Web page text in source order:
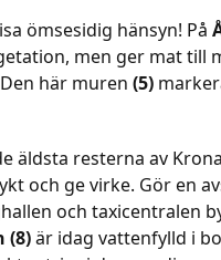
ömsesidig hänsyn! På
men ger mat till
här muren(5)
äldsta resterna av
och ge virke. Gör en
och taxicentralen
(8)är idag vattenfylld i